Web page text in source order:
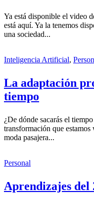
Ya está disponible el video
está aquí. Ya la tenemos
una sociedad...
Inteligencia Artificial,
La adaptación
tiempo
¿De dónde sacarás el
transformación que
moda pasajera...
Personal
Aprendizajes del